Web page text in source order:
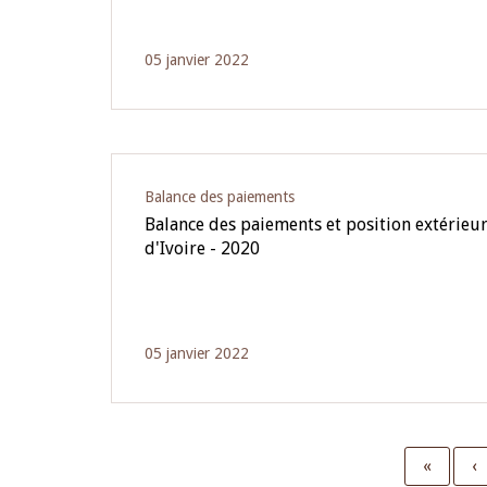
05 janvier 2022
Balance des paiements
Balance des paiements et position
d'Ivoire - 2020
05 janvier 2022
First
« ‹